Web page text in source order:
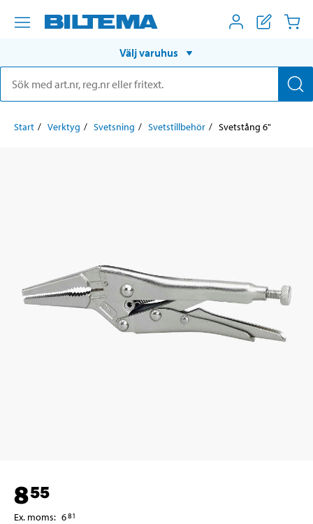
Välj varuhus
Start Verktyg Svetsning Svetstillbehör Svetstång 6"
855
Ex. moms: 681